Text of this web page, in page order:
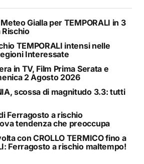
Gialla per TEMPORALI in 3
Rischio
TEMPORALI intensi nelle
Interessate
in TV, Film Prima Serata e
2 Agosto 2026
scossa di magnitudo 3.3: tutti
Ferragosto a rischio
tendenza che preoccupa
con CROLLO TERMICO fino a
Ferragosto a rischio maltempo!